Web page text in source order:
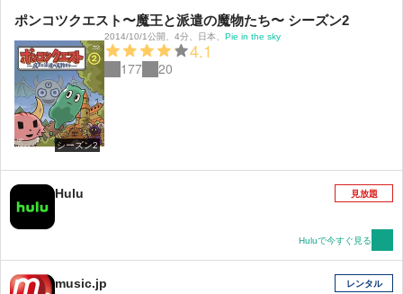
ポンコツクエスト〜魔王と派遣の魔物たち〜 シーズン2
シーズン2
2014/10/1公開 4分 日本 Pie in the sky
4.1
177 20
Hulu 見放題
Huluで今すぐ見る
music.jp レンタル